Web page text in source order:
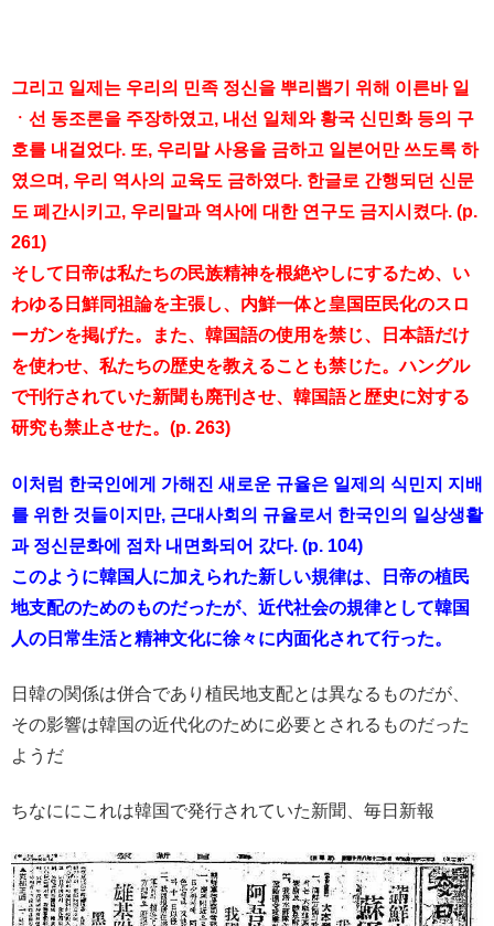
그리고 일제는 우리의 민족 정신을 뿌리뽑기 위해 이른바 일
ㆍ선 동조론을 주장하였고, 내선 일체와 황국 신민화 등의 구
호를 내걸었다. 또, 우리말 사용을 금하고 일본어만 쓰도록 하
였으며, 우리 역사의 교육도 금하였다. 한글로 간행되던 신문
도 폐간시키고, 우리말과 역사에 대한 연구도 금지시켰다. (p.
261)
そして日帝は私たちの民族精神を根絶やしにするため、い
わゆる日鮮同祖論を主張し、内鮮一体と皇国臣民化のスロ
ーガンを掲げた。また、韓国語の使用を禁じ、日本語だけ
を使わせ、私たちの歴史を教えることも禁じた。ハングル
で刊行されていた新聞も廃刊させ、韓国語と歴史に対する
研究も禁止させた。(p. 263)
이처럼 한국인에게 가해진 새로운 규율은 일제의 식민지 지배
를 위한 것들이지만, 근대사회의 규율로서 한국인의 일상생활
과 정신문화에 점차 내면화되어 갔다. (p. 104)
このように韓国人に加えられた新しい規律は、日帝の植民
地支配のためのものだったが、近代社会の規律として韓国
人の日常生活と精神文化に徐々に内面化されて行った。
日韓の関係は併合であり植民地支配とは異なるものだが、
その影響は韓国の近代化のために必要とされるものだった
ようだ
ちなににこれは韓国で発行されていた新聞、毎日新報